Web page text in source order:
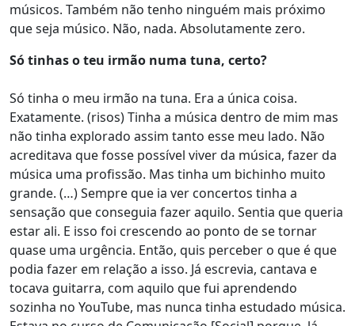
músicos. Também não tenho ninguém mais próximo
que seja músico. Não, nada. Absolutamente zero.
Só tinhas o teu irmão numa tuna, certo?
Só tinha o meu irmão na tuna. Era a única coisa.
Exatamente. (risos) Tinha a música dentro de mim mas
não tinha explorado assim tanto esse meu lado. Não
acreditava que fosse possível viver da música, fazer da
música uma profissão. Mas tinha um bichinho muito
grande. (…) Sempre que ia ver concertos tinha a
sensação que conseguia fazer aquilo. Sentia que queria
estar ali. E isso foi crescendo ao ponto de se tornar
quase uma urgência. Então, quis perceber o que é que
podia fazer em relação a isso. Já escrevia, cantava e
tocava guitarra, com aquilo que fui aprendendo
sozinha no YouTube, mas nunca tinha estudado música.